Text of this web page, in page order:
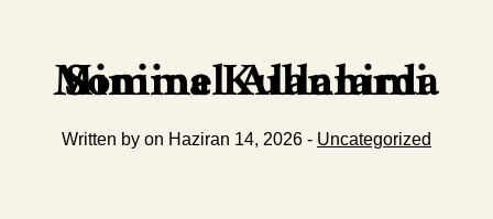
Minimal Alanlarda Somine Kullanimi
Written by on Haziran 14, 2026 - Uncategorized